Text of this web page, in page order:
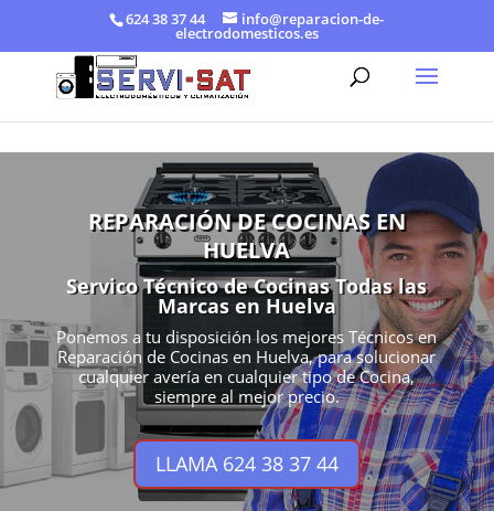
624 38 37 44 info@reparacion-de-
electrodomesticos.es
REPARACIÓN DE COCINAS EN
HUELVA
Servico Técnico de Cocinas Todas las
Marcas en Huelva
Ponemos a tu disposición los mejores Técnicos en
Reparación de Cocinas en Huelva, para solucionar
cualquier avería en cualquier tipo de Cocina,
siempre al mejor precio.
LLAMA 624 38 37 44